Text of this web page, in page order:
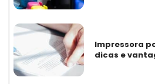
Impressora
dicas e